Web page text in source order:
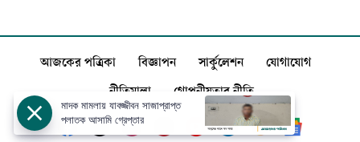
আজকের পত্রিকা বিজ্ঞাপন সার্কুলেশন যোগাযোগ
নীতিমালা গোপনীয়তার নীতি
মাদক মামলায় যাবজ্জীবন সাজাপ্রাপ্ত
পলাতক আসামি গ্রেপ্তার